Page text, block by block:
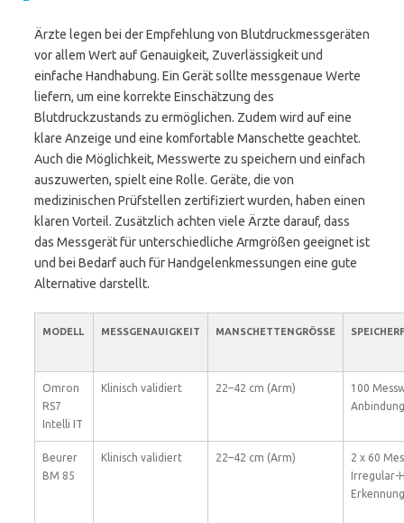
Ärzte legen bei der Empfehlung von Blutdruckmessgeräten
vor allem Wert auf Genauigkeit, Zuverlässigkeit und
einfache Handhabung. Ein Gerät sollte messgenaue Werte
liefern, um eine korrekte Einschätzung des
Blutdruckzustands zu ermöglichen. Zudem wird auf eine
klare Anzeige und eine komfortable Manschette geachtet.
Auch die Möglichkeit, Messwerte zu speichern und einfach
auszuwerten, spielt eine Rolle. Geräte, die von
medizinischen Prüfstellen zertifiziert wurden, haben einen
klaren Vorteil. Zusätzlich achten viele Ärzte darauf, dass
das Messgerät für unterschiedliche Armgrößen geeignet ist
und bei Bedarf auch für Handgelenkmessungen eine gute
Alternative darstellt.
MODELL MESSGENAUIGKEIT MANSCHETTENGRÖSSE
Omron
RS7
Intelli IT
Klinisch validiert 22–42 cm (Arm)
100
Anbindung
Beurer
BM 85
Klinisch validiert 22–42 cm (Arm)
2 x 60
Irregular-
Erkennung